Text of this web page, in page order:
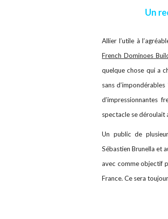
Un
Allier l’utile à
French Dominoes
quelque chose qui a
sans d’impondérables
d’impressionnantes
spectacle se déroulait
Un public de
Sébastien Brunella et
avec comme objectif
France. Ce sera